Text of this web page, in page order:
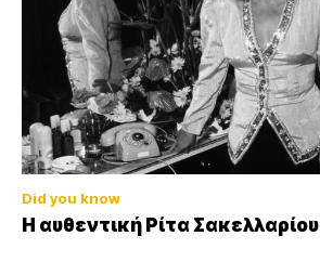
Did you know
Η αυθεντική Ρίτα Σακελλαρίου